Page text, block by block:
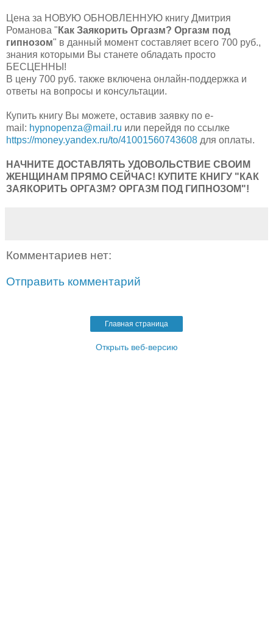
Цена за НОВУЮ ОБНОВЛЕННУЮ книгу Дмитрия
Романова " Как Заякорить Оргазм? Оргазм под
гипнозом" в данный момент составляет всего 700 руб.,
знания которыми Вы станете обладать просто
БЕСЦЕННЫ!
В цену 700 руб. также включена онлайн-поддержка и
ответы на вопросы и консультации.
Купить книгу Вы можете, оставив заявку по e-
mail: hypnopenza@mail.ru или перейдя по ссылке
https://money.yandex.ru/to/41001560743608 для оплаты.
НАЧНИТЕ ДОСТАВЛЯТЬ УДОВОЛЬСТВИЕ СВОИМ
ЖЕНЩИНАМ ПРЯМО СЕЙЧАС! КУПИТЕ КНИГУ "КАК
ЗАЯКОРИТЬ ОРГАЗМ? ОРГАЗМ ПОД ГИПНОЗОМ"!
Комментариев нет:
Отправить комментарий
Главная страница
Открыть веб-версию